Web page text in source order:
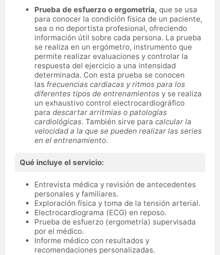
Prueba de esfuerzo o ergometría, que se usa
para conocer la condición física de un paciente,
sea o no deportista profesional, ofreciendo
información útil sobre cada persona. La prueba
se realiza en un ergómetro, instrumento que
permite realizar evaluaciones y controlar la
respuesta del ejercicio a una intensidad
determinada. Con esta prueba se conocen
las frecuencias cardiacas y ritmos para los
diferentes tipos de entrenamientos y se realiza
un exhaustivo control electrocardiográfico
para descartar arritmias o patologías
cardiológicas. También sirve para calcular la
velocidad a la que se pueden realizar las series
en el entrenamiento.
Qué incluye el servicio:
Entrevista médica y revisión de antecedentes
personales y familiares.
Exploración física y toma de la tensión arterial.
Electrocardiograma (ECG) en reposo.
Prueba de esfuerzo (ergometría) supervisada
por el médico.
Informe médico con resultados y
recomendaciones personalizadas.